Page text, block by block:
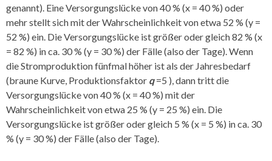
genannt). Eine Versorgungslücke von 40 % (x = 40 %) oder
mehr stellt sich mit der Wahrscheinlichkeit von etwa 52 % (y =
52 %) ein. Die Versorgungslücke ist größer oder gleich 82 % (x
= 82 %) in ca. 30 % (y = 30 %) der Fälle (also der Tage). Wenn
die Stromproduktion fünfmal höher ist als der Jahresbedarf
(braune Kurve, Produktionsfaktor q=5 ), dann tritt die
Versorgungslücke von 40 % (x = 40 %) mit der
Wahrscheinlichkeit von etwa 25 % (y = 25 %) ein. Die
Versorgungslücke ist größer oder gleich 5 % (x = 5 %) in ca. 30
% (y = 30 %) der Fälle (also der Tage).